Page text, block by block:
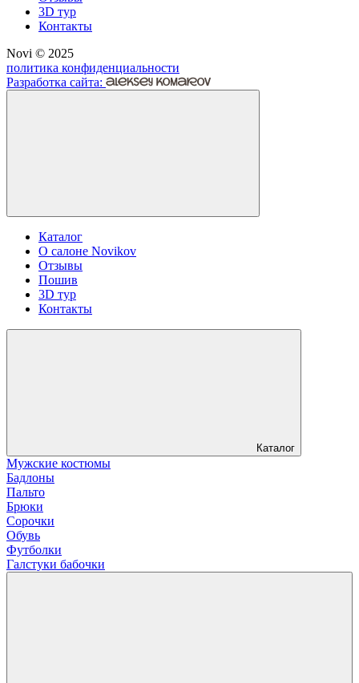
3D тур
Контакты
Novi © 2025
политика конфиденциальности
Разработка сайта:
Каталог
О салоне Novikov
Отзывы
Пошив
3D тур
Контакты
Каталог
Мужские костюмы
Бадлоны
Пальто
Брюки
Сорочки
Обувь
Футболки
Галстуки бабочки